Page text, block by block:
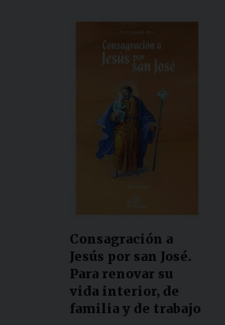
Consagración a
Jesús por san José.
Para renovar su
vida interior, de
familia y de trabajo